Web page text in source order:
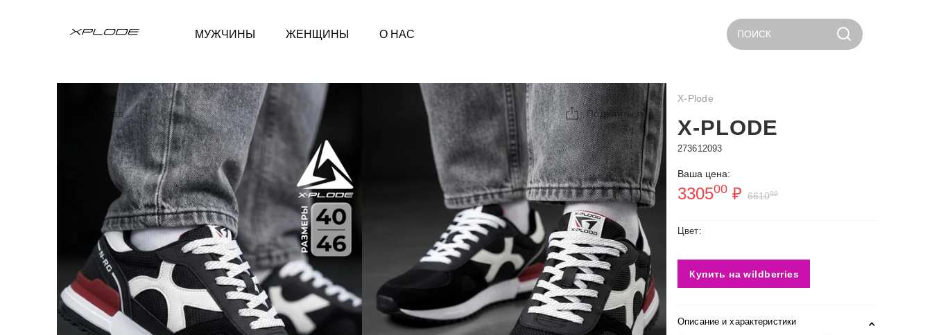
МУЖЧИНЫ ЖЕНЩИНЫ О НАС ПОИСК
Назад Поделиться
X-Plode
X-PLODE
273612093
Ваша цена:
330500 ₽ 661000
Цвет:
Купить на wildberries
Описание и характеристики